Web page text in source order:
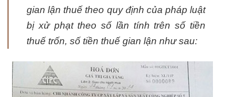
gian lận thuế theo quy định của pháp luật
bị xử phạt theo số lần tính trên số tiền
thuế trốn, số tiền thuế gian lận như sau: